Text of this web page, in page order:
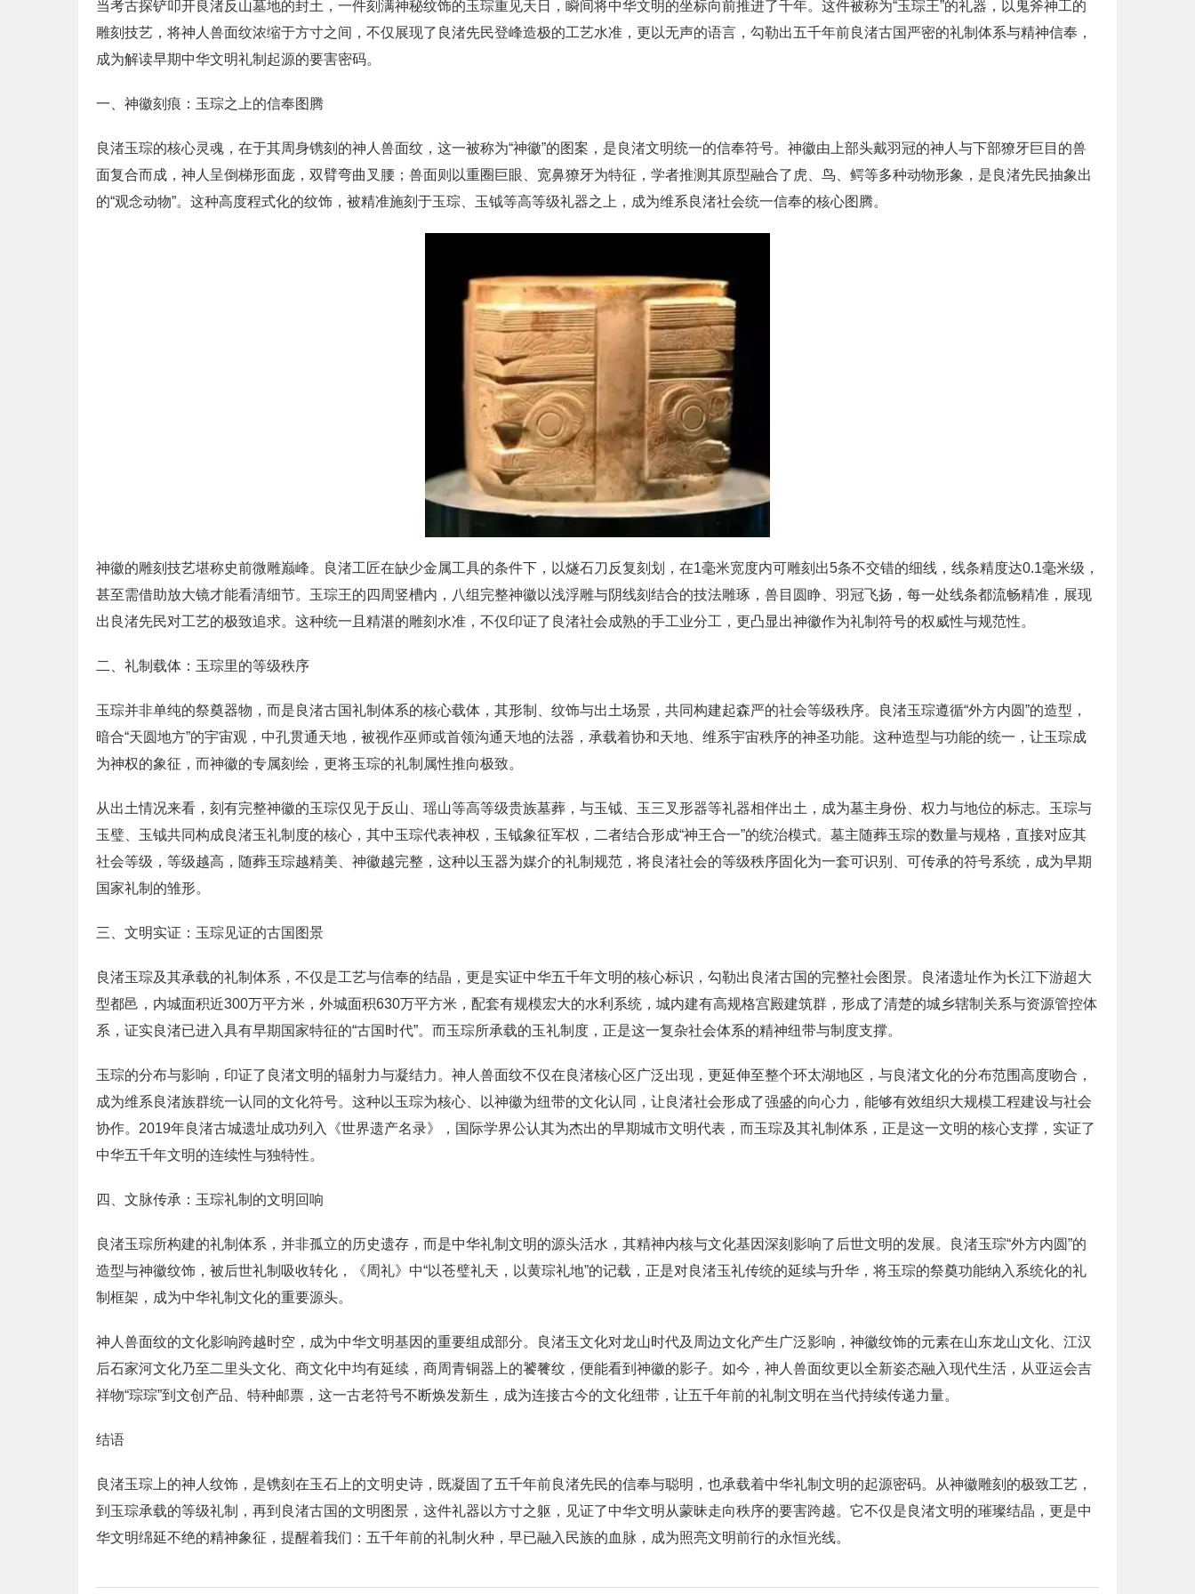
当考古探铲叩开良渚反山墓地的封土，一件刻满神秘纹饰的玉琮重见天日，瞬间将中华文明的坐标向前推进了千年。这件被称为“玉琮王”的礼器，以鬼斧神工的
雕刻技艺，将神人兽面纹浓缩于方寸之间，不仅展现了良渚先民登峰造极的工艺水准，更以无声的语言，勾勒出五千年前良渚古国严密的礼制体系与精神信奉，
成为解读早期中华文明礼制起源的要害密码。
一、神徽刻痕：玉琮之上的信奉图腾
良渚玉琮的核心灵魂，在于其周身镌刻的神人兽面纹，这一被称为“神徽”的图案，是良渚文明统一的信奉符号。神徽由上部头戴羽冠的神人与下部獠牙巨目的兽
面复合而成，神人呈倒梯形面庞，双臂弯曲叉腰；兽面则以重圈巨眼、宽鼻獠牙为特征，学者推测其原型融合了虎、鸟、鳄等多种动物形象，是良渚先民抽象出
的“观念动物”。这种高度程式化的纹饰，被精准施刻于玉琮、玉钺等高等级礼器之上，成为维系良渚社会统一信奉的核心图腾。
神徽的雕刻技艺堪称史前微雕巅峰。良渚工匠在缺少金属工具的条件下，以燧石刀反复刻划，在1毫米宽度内可雕刻出5条不交错的细线，线条精度达0.1毫米级，
甚至需借助放大镜才能看清细节。玉琮王的四周竖槽内，八组完整神徽以浅浮雕与阴线刻结合的技法雕琢，兽目圆睁、羽冠飞扬，每一处线条都流畅精准，展现
出良渚先民对工艺的极致追求。这种统一且精湛的雕刻水准，不仅印证了良渚社会成熟的手工业分工，更凸显出神徽作为礼制符号的权威性与规范性。
二、礼制载体：玉琮里的等级秩序
玉琮并非单纯的祭奠器物，而是良渚古国礼制体系的核心载体，其形制、纹饰与出土场景，共同构建起森严的社会等级秩序。良渚玉琮遵循“外方内圆”的造型，
暗合“天圆地方”的宇宙观，中孔贯通天地，被视作巫师或首领沟通天地的法器，承载着协和天地、维系宇宙秩序的神圣功能。这种造型与功能的统一，让玉琮成
为神权的象征，而神徽的专属刻绘，更将玉琮的礼制属性推向极致。
从出土情况来看，刻有完整神徽的玉琮仅见于反山、瑶山等高等级贵族墓葬，与玉钺、玉三叉形器等礼器相伴出土，成为墓主身份、权力与地位的标志。玉琮与
玉璧、玉钺共同构成良渚玉礼制度的核心，其中玉琮代表神权，玉钺象征军权，二者结合形成“神王合一”的统治模式。墓主随葬玉琮的数量与规格，直接对应其
社会等级，等级越高，随葬玉琮越精美、神徽越完整，这种以玉器为媒介的礼制规范，将良渚社会的等级秩序固化为一套可识别、可传承的符号系统，成为早期
国家礼制的雏形。
三、文明实证：玉琮见证的古国图景
良渚玉琮及其承载的礼制体系，不仅是工艺与信奉的结晶，更是实证中华五千年文明的核心标识，勾勒出良渚古国的完整社会图景。良渚遗址作为长江下游超大
型都邑，内城面积近300万平方米，外城面积630万平方米，配套有规模宏大的水利系统，城内建有高规格宫殿建筑群，形成了清楚的城乡辖制关系与资源管控体
系，证实良渚已进入具有早期国家特征的“古国时代”。而玉琮所承载的玉礼制度，正是这一复杂社会体系的精神纽带与制度支撑。
玉琮的分布与影响，印证了良渚文明的辐射力与凝结力。神人兽面纹不仅在良渚核心区广泛出现，更延伸至整个环太湖地区，与良渚文化的分布范围高度吻合，
成为维系良渚族群统一认同的文化符号。这种以玉琮为核心、以神徽为纽带的文化认同，让良渚社会形成了强盛的向心力，能够有效组织大规模工程建设与社会
协作。2019年良渚古城遗址成功列入《世界遗产名录》，国际学界公认其为杰出的早期城市文明代表，而玉琮及其礼制体系，正是这一文明的核心支撑，实证了
中华五千年文明的连续性与独特性。
四、文脉传承：玉琮礼制的文明回响
良渚玉琮所构建的礼制体系，并非孤立的历史遗存，而是中华礼制文明的源头活水，其精神内核与文化基因深刻影响了后世文明的发展。良渚玉琮“外方内圆”的
造型与神徽纹饰，被后世礼制吸收转化，《周礼》中“以苍璧礼天，以黄琮礼地”的记载，正是对良渚玉礼传统的延续与升华，将玉琮的祭奠功能纳入系统化的礼
制框架，成为中华礼制文化的重要源头。
神人兽面纹的文化影响跨越时空，成为中华文明基因的重要组成部分。良渚玉文化对龙山时代及周边文化产生广泛影响，神徽纹饰的元素在山东龙山文化、江汉
后石家河文化乃至二里头文化、商文化中均有延续，商周青铜器上的饕餮纹，便能看到神徽的影子。如今，神人兽面纹更以全新姿态融入现代生活，从亚运会吉
祥物“琮琮”到文创产品、特种邮票，这一古老符号不断焕发新生，成为连接古今的文化纽带，让五千年前的礼制文明在当代持续传递力量。
结语
良渚玉琮上的神人纹饰，是镌刻在玉石上的文明史诗，既凝固了五千年前良渚先民的信奉与聪明，也承载着中华礼制文明的起源密码。从神徽雕刻的极致工艺，
到玉琮承载的等级礼制，再到良渚古国的文明图景，这件礼器以方寸之躯，见证了中华文明从蒙昧走向秩序的要害跨越。它不仅是良渚文明的璀璨结晶，更是中
华文明绵延不绝的精神象征，提醒着我们：五千年前的礼制火种，早已融入民族的血脉，成为照亮文明前行的永恒光线。